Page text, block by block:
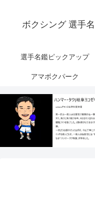
ボクシング 選手
選手名鑑ピックアップ
アマボクパーク